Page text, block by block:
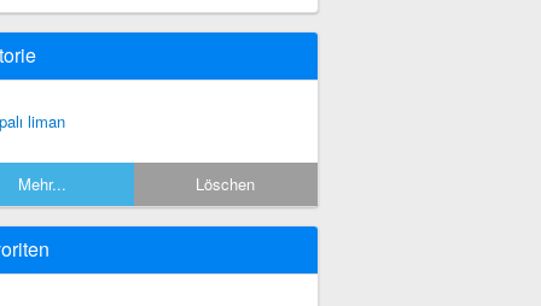
liman
Mehr... Löschen